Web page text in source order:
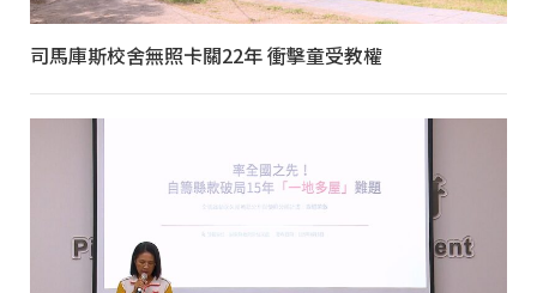
司馬庫斯校舍無照卡關22年 衝擊童受教權